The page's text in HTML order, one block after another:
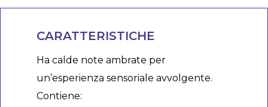
CARATTERISTICHE
Ha calde note ambrate per
un’esperienza sensoriale avvolgente.
Contiene: